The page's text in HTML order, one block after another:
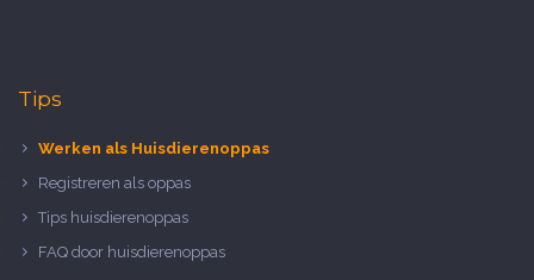
Tips
Werken als Huisdierenoppas
Registreren als oppas
Tips huisdierenoppas
FAQ door huisdierenoppas